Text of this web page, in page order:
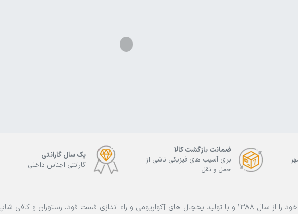
ضمانت بازگشت کالا
برای آسیب های فیزیکی ناشی از
حمل و نقل
یک سال گارانتی
گارانتی اجناس داخلی
فعالیت خود را از سال 1388 و با تولید یخچال های آکواریومی و راه اندازی فست فود،